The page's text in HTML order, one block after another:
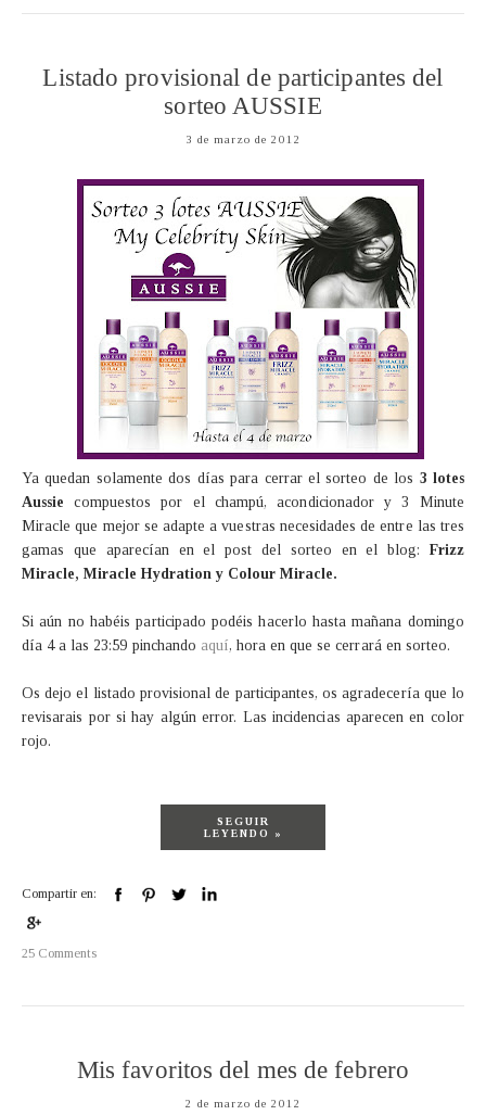
Listado provisional de participantes del
sorteo AUSSIE
3 de marzo de 2012
Ya quedan solamente dos días para cerrar el sorteo de los 3 lotes
Aussie compuestos por el champú, acondicionador y 3 Minute
Miracle que mejor se adapte a vuestras necesidades de entre las tres
gamas que aparecían en el post del sorteo en el blog: Frizz
Miracle, Miracle Hydration y Colour Miracle.
Si aún no habéis participado podéis hacerlo hasta mañana domingo
día 4 a las 23:59 pinchando aquí, hora en que se cerrará en sorteo.
Os dejo el listado provisional de participantes, os agradecería que lo
revisarais por si hay algún error. Las incidencias aparecen en color
rojo.
SEGUIR
LEYENDO »
Compartir en:
25 Comments
Mis favoritos del mes de febrero
2 de marzo de 2012